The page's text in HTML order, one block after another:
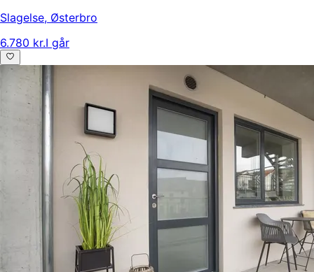
Slagelse, Østerbro
6.780 kr.I går